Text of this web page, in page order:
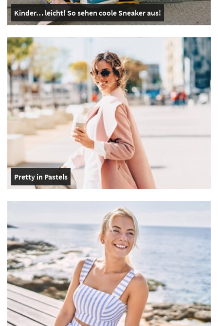
Kinder… leicht! So sehen coole Sneaker aus!
Pretty in Pastels